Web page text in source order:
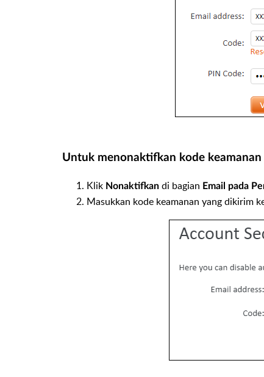
Untuk menonaktifkan kode
Klik Nonaktifkan di bagian Email pada
Masukkan kode keamanan yang dikirim